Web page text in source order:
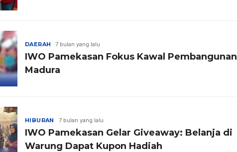
DAERAH 7 bulan yang lalu
IWO Pamekasan Fokus Kawal Pembangunan
Madura
HIBURAN 7 bulan yang lalu
IWO Pamekasan Gelar Giveaway: Belanja di
Warung Dapat Kupon Hadiah